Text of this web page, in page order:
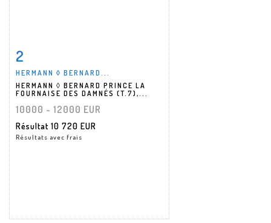
2
HERMANN ◊ BERNARD...
HERMANN ◊ BERNARD PRINCE LA
FOURNAISE DES DAMNÉS (T.7),...
10000 - 12000 EUR
Résultat 10 720 EUR
Résultats avec frais